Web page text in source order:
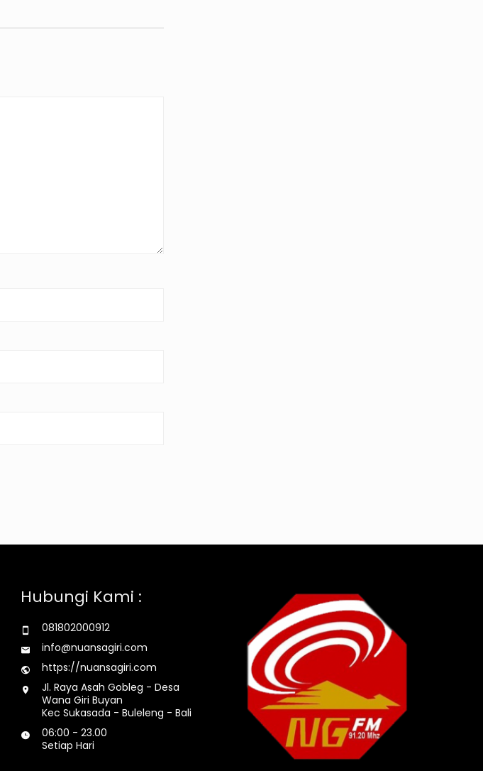
Hubungi Kami :
081802000912
info@nuansagiri.com
https://nuansagiri.com
Jl. Raya Asah Gobleg - Desa
Wana Giri Buyan
Kec Sukasada - Buleleng - Bali
06:00 - 23.00
Setiap Hari